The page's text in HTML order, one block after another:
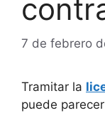
7 de febrero
Tramitar la
puede